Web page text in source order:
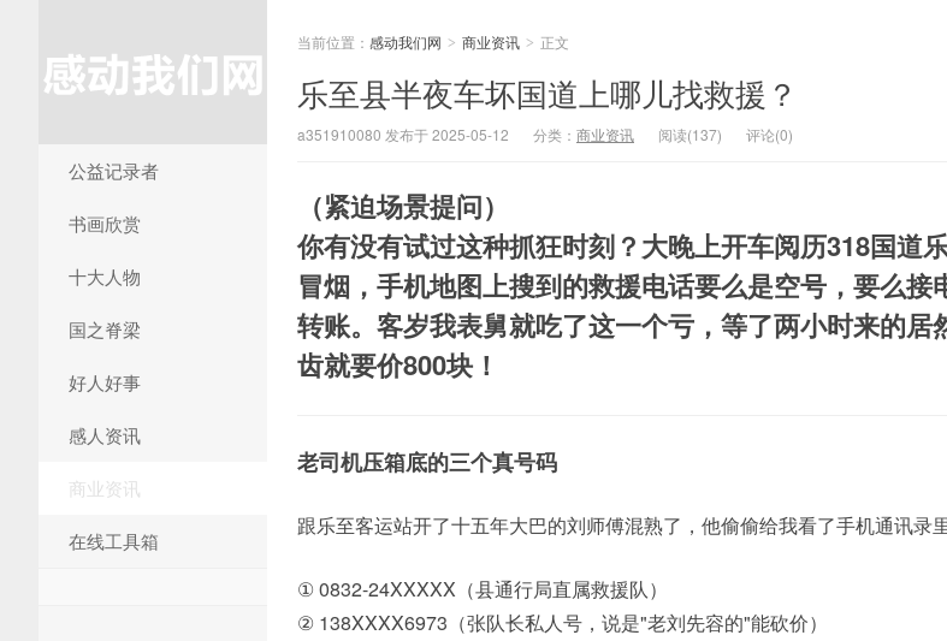
公益记录者
书画欣赏
十大人物
国之脊梁
好人好事
感人资讯
商业资讯
在线工具箱
当前位置： 感动我们网 > 商业资讯 > 正文
乐至县半夜车坏国道上哪儿找救援？
a351910080 发布于 2025-05-12 分类： 商业资讯 阅读(137) 评论(0)
（紧迫场景提问）
你有没有试过这种抓狂时刻？大晚上开车阅历318国道
冒烟，手机地图上搜到的救援电话要么是空号，要么接
转账。客岁我表舅就吃了这一个亏，等了两小时来的居
齿就要价800块！
老司机压箱底的三个真号码
跟乐至客运站开了十五年大巴的刘师傅混熟了，他偷偷给我看了手机通讯录
① 0832-24XXXXX（县通行局直属救援队）
② 138XXXX6973（张队长私人号，说是"老刘先容的"能砍价）